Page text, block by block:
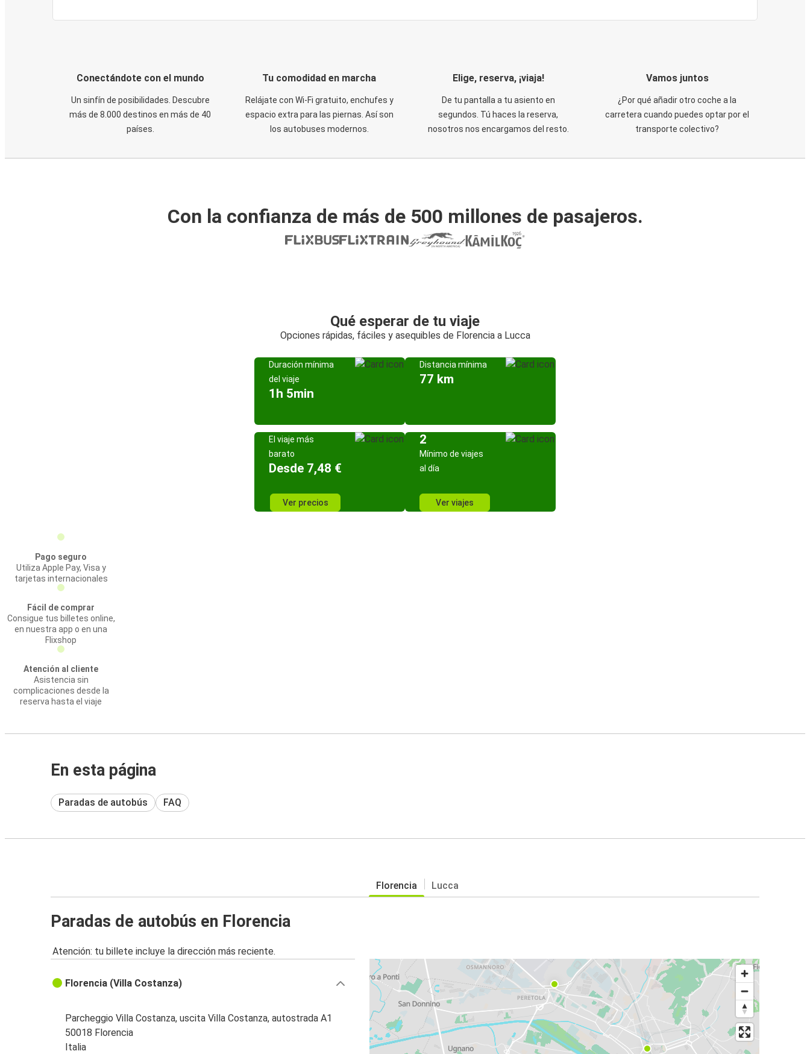
Conectándote con el mundo
Un sinfín de posibilidades. Descubre
más de 8.000 destinos en más de 40
países.
Tu comodidad en marcha
Relájate con Wi-Fi gratuito, enchufes y
espacio extra para las piernas. Así son
los autobuses modernos.
Elige, reserva, ¡viaja!
De tu pantalla a tu asiento en
segundos. Tú haces la reserva,
nosotros nos encargamos del resto.
Vamos juntos
¿Por qué añadir otro coche a la
carretera cuando puedes optar por el
transporte colectivo?
Con la confianza de más de 500 millones de pasajeros.
Qué esperar de tu viaje
Opciones rápidas, fáciles y asequibles de Florencia a Lucca
Duración mínima
del viaje
1h 5min
Distancia mínima
77 km
El viaje más
barato
Desde 7,48 €
Ver precios
2
Mínimo de viajes
al día
Ver viajes
Pago seguro
Utiliza Apple Pay, Visa y
tarjetas internacionales
Fácil de comprar
Consigue tus billetes online,
en nuestra app o en una
Flixshop
Atención al cliente
Asistencia sin
complicaciones desde la
reserva hasta el viaje
En esta página
Paradas de autobús FAQ
Florencia Lucca
Paradas de autobús en Florencia
Atención: tu billete incluye la dirección más reciente.
Florencia (Villa Costanza)
Parcheggio Villa Costanza, uscita Villa Costanza, autostrada A1
50018 Florencia
Italia